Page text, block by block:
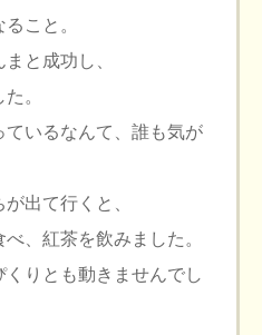
こと。
と成功し、
。
いるなんて、誰も気が
出て行くと、
、紅茶を飲みました。
りとも動きませんでし